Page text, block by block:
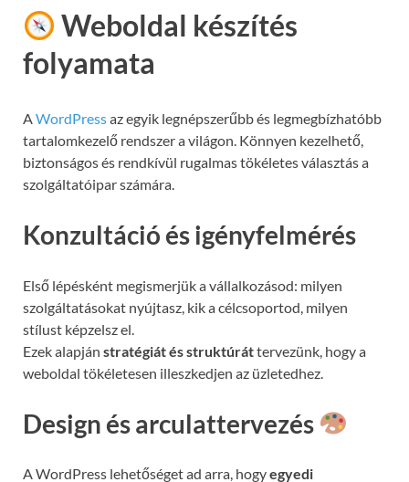
Weboldal készítés
folyamata
AWordPressaz egyik legnépszerűbb és legmegbízhatóbb
tartalomkezelő rendszer a világon. Könnyen kezelhető,
biztonságos és rendkívül rugalmas tökéletes választás a
szolgáltatóipar számára.
Konzultáció és igényfelmérés
Első lépésként megismerjük a vállalkozásod: milyen
szolgáltatásokat nyújtasz, kik a célcsoportod, milyen
stílust képzelsz el.
Ezek alapján stratégiát és struktúráttervezünk, hogy a
weboldal tökéletesen illeszkedjen az üzletedhez.
Design és arculattervezés
A WordPress lehetőséget ad arra, hogyegyedi